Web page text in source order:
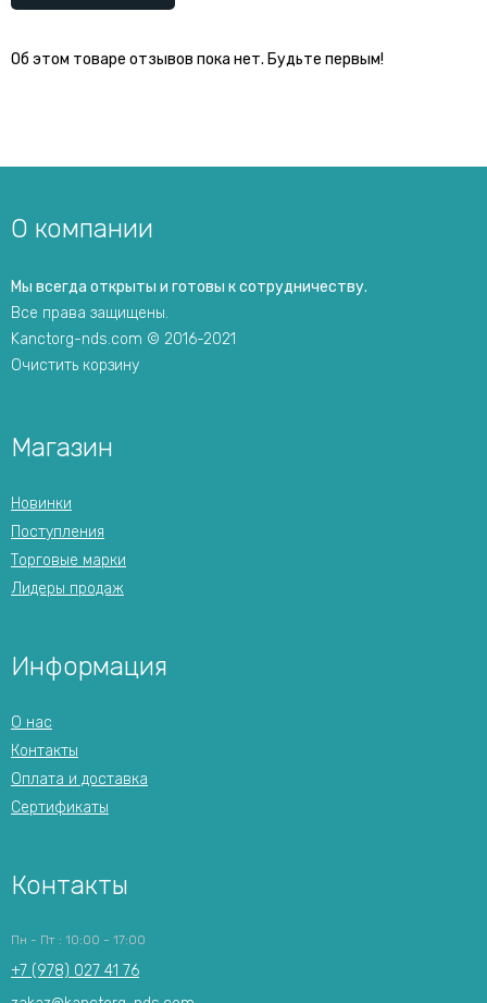
Об этом товаре отзывов пока нет. Будьте первым!
О компании
Мы всегда открыты и готовы к сотрудничеству.
Все права защищены.
Kanctorg-nds.com © 2016-2021
Очистить корзину
Магазин
Новинки
Поступления
Торговые марки
Лидеры продаж
Информация
О нас
Контакты
Оплата и доставка
Сертификаты
Контакты
Пн - Пт : 10:00 - 17:00
+7 (978) 027 41 76